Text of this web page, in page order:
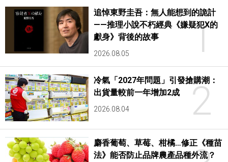
1
追悼東野圭吾：無人能想到的詭計
——推理小說不朽經典《嫌疑犯X的
獻身》背後的故事
2026.08.05
2
冷氣「2027年問題」引發搶購潮：
出貨量較前一年增加2成
2026.08.04
麝香葡萄、草莓、柑橘…修正《種苗
法》能否防止品牌農產品種外流？